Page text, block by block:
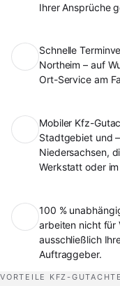
Ihrer Ansprüche
Schnelle
Northeim – auf
Ort-Service am
Mobiler Kfz-
Stadtgebiet und
Niedersachsen,
Werkstatt oder
100 %
arbeiten nicht für
ausschließlich
Auftraggeber.
VORTEILE KFZ-